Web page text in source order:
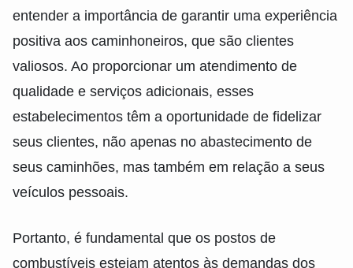
entender a importância de garantir uma experiência
positiva aos caminhoneiros, que são clientes
valiosos. Ao proporcionar um atendimento de
qualidade e serviços adicionais, esses
estabelecimentos têm a oportunidade de fidelizar
seus clientes, não apenas no abastecimento de
seus caminhões, mas também em relação a seus
veículos pessoais.
Portanto, é fundamental que os postos de
combustíveis estejam atentos às demandas dos